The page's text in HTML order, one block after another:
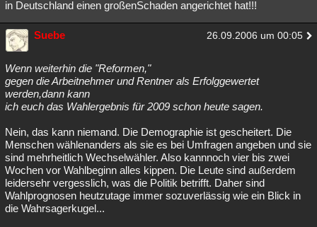
in Deutschland einen großenSchaden angerichtet hat!!!
Suebe 26.09.2006 um 00:05
Wenn weiterhin die "Reformen,"
gegen die Arbeitnehmer und Rentner als Erfolggewertet
werden,dann kann
ich euch das Wahlergebnis für 2009 schon heute sagen.
Nein, das kann niemand. Die Demographie ist gescheitert. Die
Menschen wählenanders als sie es bei Umfragen angeben und sie
sind mehrheitlich Wechselwähler. Also kannnoch vier bis zwei
Wochen vor Wahlbeginn alles kippen. Die Leute sind außerdem
leidersehr vergesslich, was die Politik betrifft. Daher sind
Wahlprognosen heutzutage immer sozuverlässig wie ein Blick in
die Wahrsagerkugel...